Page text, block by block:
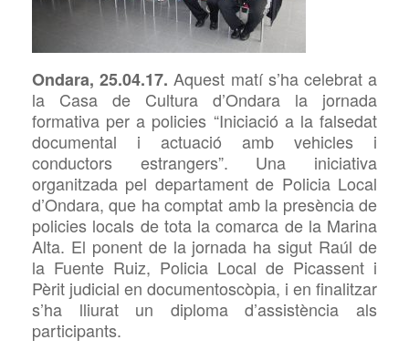
Ondara, 25.04.17. Aquest matí s’ha celebrat a
la Casa de Cultura d’Ondara la jornada
formativa per a policies “Iniciació a la falsedat
documental i actuació amb vehicles i
conductors estrangers”. Una iniciativa
organitzada pel departament de Policia Local
d’Ondara, que ha comptat amb la presència de
policies locals de tota la comarca de la Marina
Alta. El ponent de la jornada ha sigut Raúl de
la Fuente Ruiz, Policia Local de Picassent i
Pèrit judicial en documentoscòpia, i en finalitzar
s’ha lliurat un diploma d’assistència als
participants.